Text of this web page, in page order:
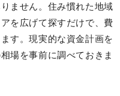
ません。住み慣れた地域
を広げて探すだけで、費
す。現実的な資金計画を
場を事前に調べておきま